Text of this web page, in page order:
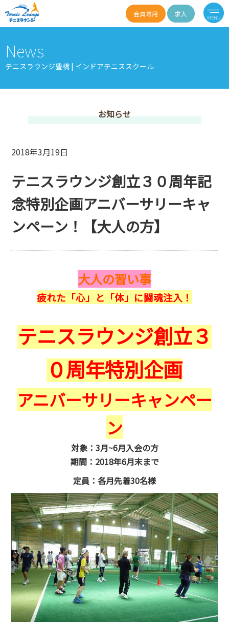
会員専用 求人
News
テニスラウンジ豊橋 | インドアテニススクール
お知らせ
2018年3月19日
テニスラウンジ創立３０周年記
念特別企画アニバーサリーキャ
ンペーン！【大人の方】
大人の習い事
疲れた「心」と「体」に闘魂注入！
テニスラウンジ創立３
０周年特別企画
アニバーサリーキャンペー
ン
対象：3月~6月入会の方
期間：2018年6月末まで
定員：各月先着30名様